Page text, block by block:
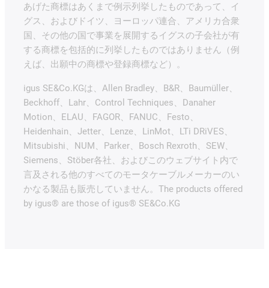
あげた商標はあくまで例示列挙したものであって、イ
グス、およびドイツ、ヨーロッパ連合、アメリカ合衆
国、その他の国で事業を展開するイグスの子会社が有
する商標を包括的に列挙したものではありません（例
えば、出願中の商標や登録商標など）。
igus SE&Co.KGは、Allen Bradley、B&R、Baumüller、
Beckhoff、Lahr、Control Techniques、Danaher
Motion、ELAU、FAGOR、FANUC、Festo、
Heidenhain、Jetter、Lenze、LinMot、LTi DRiVES、
Mitsubishi、NUM、Parker、Bosch Rexroth、SEW、
Siemens、Stöber各社、およびこのウェブサイト内で
言及される他のすべてのモータケーブルメーカーのい
かなる製品も販売していません。The products offered
by igus® are those of igus® SE&Co.KG